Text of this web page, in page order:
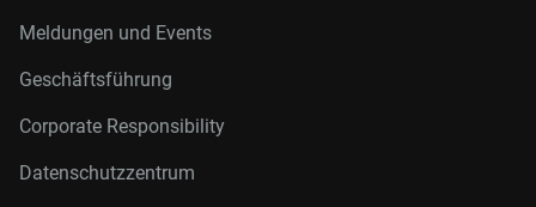
Meldungen und Events
Geschäftsführung
Corporate Responsibility
Datenschutzzentrum